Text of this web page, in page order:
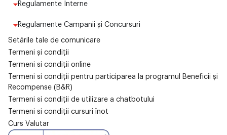
Regulamente Interne
Regulamente Campanii și Concursuri
Setările tale de comunicare
Termeni și condiții
Termeni si condiții online
Termeni si condiții pentru participarea la programul Beneficii și
Recompense (B&R)
Termeni si condiții de utilizare a chatbotului
Termeni si condiții cursuri înot
Curs Valutar